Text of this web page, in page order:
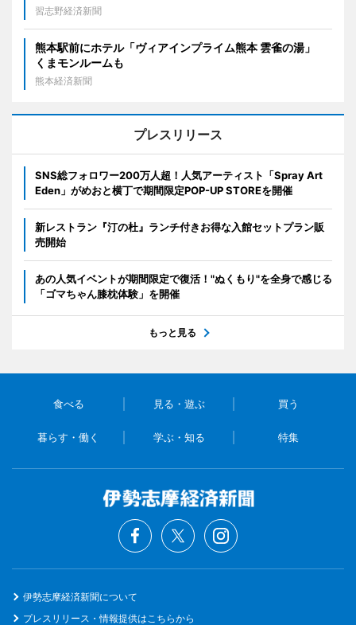
習志野経済新聞
熊本駅前にホテル「ヴィアインプライム熊本 雲雀の湯」
くまモンルームも
熊本経済新聞
プレスリリース
SNS総フォロワー200万人超！人気アーティスト「Spray Art
Eden」がめおと横丁で期間限定POP-UP STOREを開催
新レストラン『汀の杜』ランチ付きお得な入館セットプラン販
売開始
あの人気イベントが期間限定で復活！"ぬくもり"を全身で感じる
「ゴマちゃん膝枕体験」を開催
もっと見る
食べる 見る・遊ぶ 買う
暮らす・働く 学ぶ・知る 特集
伊勢志摩経済新聞について
プレスリリース・情報提供はこちらから